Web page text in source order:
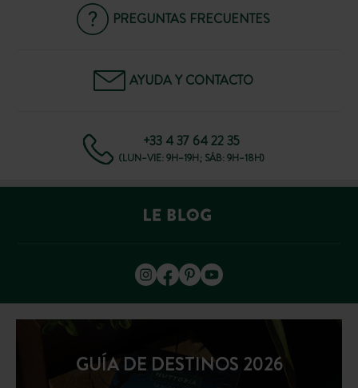
deportivas y divertidas: mesa de pimpón, pista
de petanca, campo de voleibol…
PREGUNTAS FRECUENTES
AYUDA Y CONTACTO
+33 4 37 64 22 35
(LUN–VIE: 9H–19H; SÁB: 9H–18H)
GUÍA DE DESTINOS 2026